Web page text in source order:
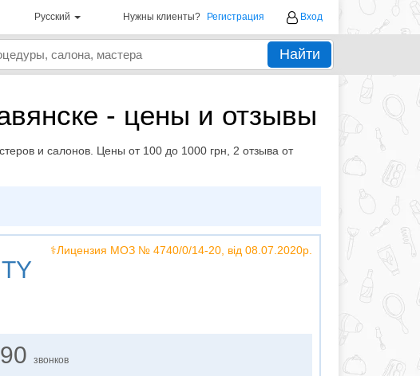
Русский Нужны клиенты? Регистрация Вход
Найти
- цены и отзывы
и салонов. Цены от 100 до 1000 грн, 2 отзыва от
⚕️Лицензия МОЗ № 4740/0/14-20, від 08.07.2020р.
90 звонков